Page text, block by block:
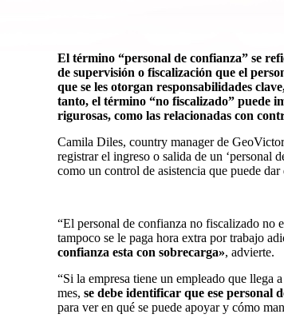
El término “personal de confianza” se
de supervisión o fiscalización que el
que se les otorgan responsabilidades
tanto, el término “no fiscalizado” puede
rigurosas, como las relacionadas con
Camila Diles, country manager de
registrar el ingreso o salida de un ‘personal
como un control de asistencia que puede dar
“El personal de confianza no fiscalizado no
tampoco se le paga hora extra por trabajo
confianza esta con sobrecarga», advierte.
“Si la empresa tiene un empleado que llega
mes, se debe identificar que ese personal
para ver en qué se puede apoyar y cómo